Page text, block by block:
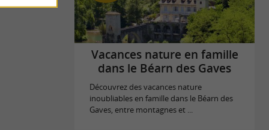
Vacances nature en famille
dans le Béarn des Gaves
Découvrez des vacances nature
inoubliables en famille dans le Béarn des
Gaves, entre montagnes et ...